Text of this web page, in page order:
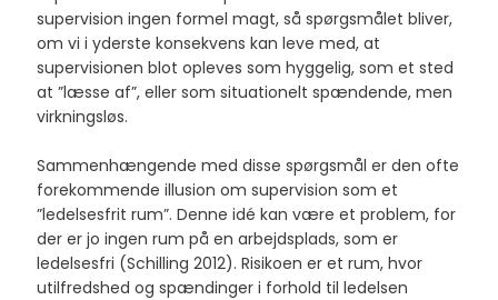
supervision ingen formel magt, så spørgsmålet bliver,
om vi i yderste konsekvens kan leve med, at
supervisionen blot opleves som hyggelig, som et sted
at ”læsse af”, eller som situationelt spændende, men
virkningsløs.
Sammenhængende med disse spørgsmål er den ofte
forekommende illusion om supervision som et
”ledelsesfrit rum”. Denne idé kan være et problem, for
der er jo ingen rum på en arbejdsplads, som er
ledelsesfri (Schilling 2012). Risikoen er et rum, hvor
utilfredshed og spændinger i forhold til ledelsen